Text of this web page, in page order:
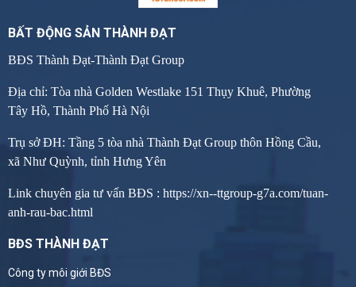
BẤT ĐỘNG SẢN THÀNH ĐẠT
BĐS Thành Đạt-Thành Đạt Group
Địa chỉ: Tòa nhà Golden Westlake 151 Thụy Khuê, Phường
Tây Hồ, Thành Phố Hà Nội
Trụ sở ĐH: Tầng 5 tòa nhà Thành Đạt Group thôn Hồng Cầu,
xã Như Quỳnh, tỉnh Hưng Yên
Link chuyên gia tư vấn BĐS : https://xn--ttgroup-g7a.com/tuan-
anh-rau-bac.html
BĐS THÀNH ĐẠT
Công ty môi giới BĐS